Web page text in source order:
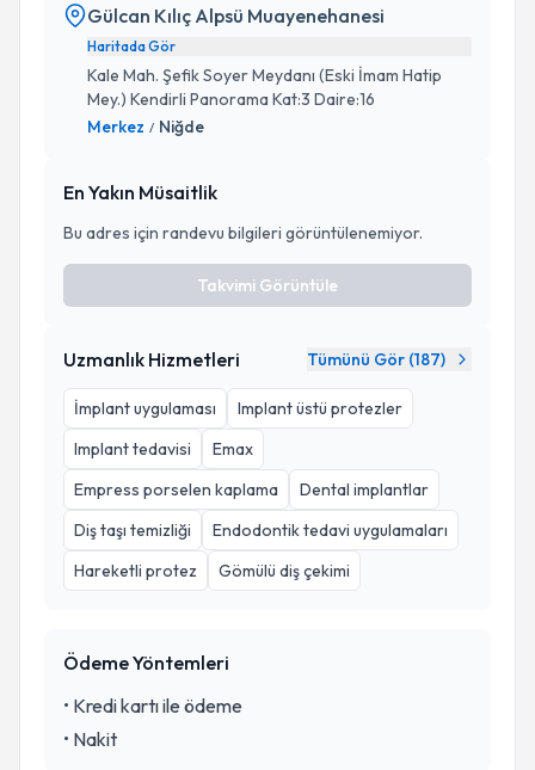
Gülcan Kılıç Alpsü Muayenehanesi
Haritada Gör
Kale Mah. Şefik Soyer Meydanı (Eski İmam Hatip
Mey.) Kendirli Panorama Kat:3 Daire:16
Merkez / Niğde
En Yakın Müsaitlik
Bu adres için randevu bilgileri görüntülenemiyor.
Takvimi Görüntüle
Uzmanlık Hizmetleri Tümünü Gör (187)
İmplant uygulaması
Implant üstü protezler
Implant tedavisi
Emax
Empress porselen kaplama
Dental implantlar
Diş taşı temizliği
Endodontik tedavi uygulamaları
Hareketli protez
Gömülü diş çekimi
Ödeme Yöntemleri
• Kredi kartı ile ödeme
• Nakit